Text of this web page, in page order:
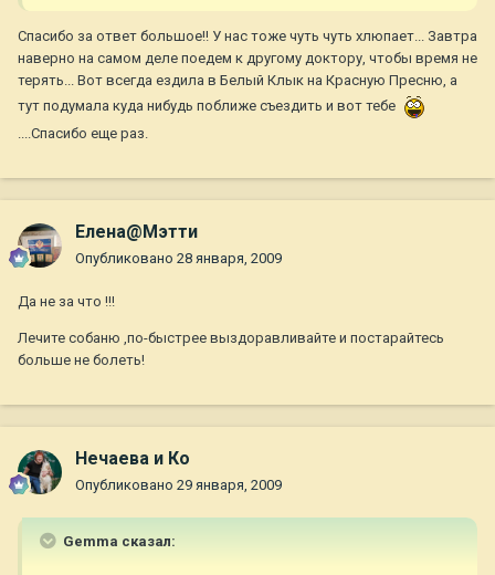
Спасибо за ответ большое!! У нас тоже чуть чуть хлюпает... Завтра
наверно на самом деле поедем к другому доктору, чтобы время не
терять... Вот всегда ездила в Белый Клык на Красную Пресню, а
тут подумала куда нибудь поближе съездить и вот тебе
....Спасибо еще раз.
Елена@Мэтти
Опубликовано 28 января, 2009
Да не за что !!!
Лечите собаню ,по-быстрее выздоравливайте и постарайтесь
больше не болеть!
Нечаева и Ко
Опубликовано 29 января, 2009
Gemma сказал: